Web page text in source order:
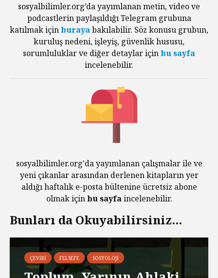
sosyalbilimler.org’da yayımlanan metin, video ve
podcastlerin paylaşıldığı Telegram grubuna
katılmak içinburayabakılabilir. Söz konusu grubun,
kuruluş nedeni, işleyiş, güvenlik hususu,
sorumluluklar ve diğer detaylar içinbu sayfa
incelenebilir.
sosyalbilimler.org'da yayımlanan çalışmalar ile ve
yeni çıkanlar arasından derlenen kitapların yer
aldığı haftalık e-posta bültenine ücretsiz abone
olmak içinbu sayfaincelenebilir.
Bunları da Okuyabilirsiniz...
ÇEVIRI FELSEFE SOSYOLOJI